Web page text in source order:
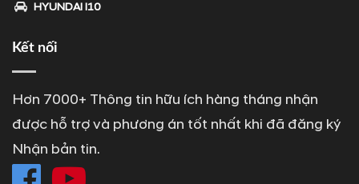
HYUNDAI I10
Kết nối
Hơn 7000+ Thông tin hữu ích hàng tháng nhận
được hỗ trợ và phương án tốt nhất khi đã đăng ký
Nhận bản tin.